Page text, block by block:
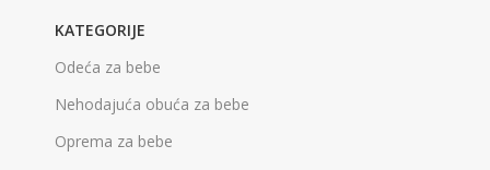
KATEGORIJE
Odeća za bebe
Nehodajuća obuća za bebe
Oprema za bebe